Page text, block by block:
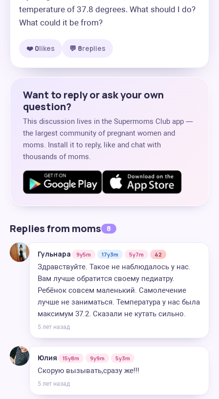
temperature of 37.8 degrees. What should I do?
What could it be from?
❤️ 0likes 💬 8replies
Want to reply or ask your own
question?
This discussion lives in the Supermoms Club app —
the largest community of pregnant women and
moms. Install it to reply, like and chat with
thousands of moms.
Replies from moms 8
Гульнара 9y5m 17y3m 5y7m 42
Здравствуйте. Такое не наблюдалось у нас.
Вам лучше обратится своему педиатру.
Ребёнок совсем маленький. Самолечение
лучше не заниматься. Температура у нас была
максимум 37.2. Сказали не кутать сильно.
5 лет назад
Юлия 15y8m 9y9m 5y3m
Скорую вызывать,сразу же!!!
5 лет назад